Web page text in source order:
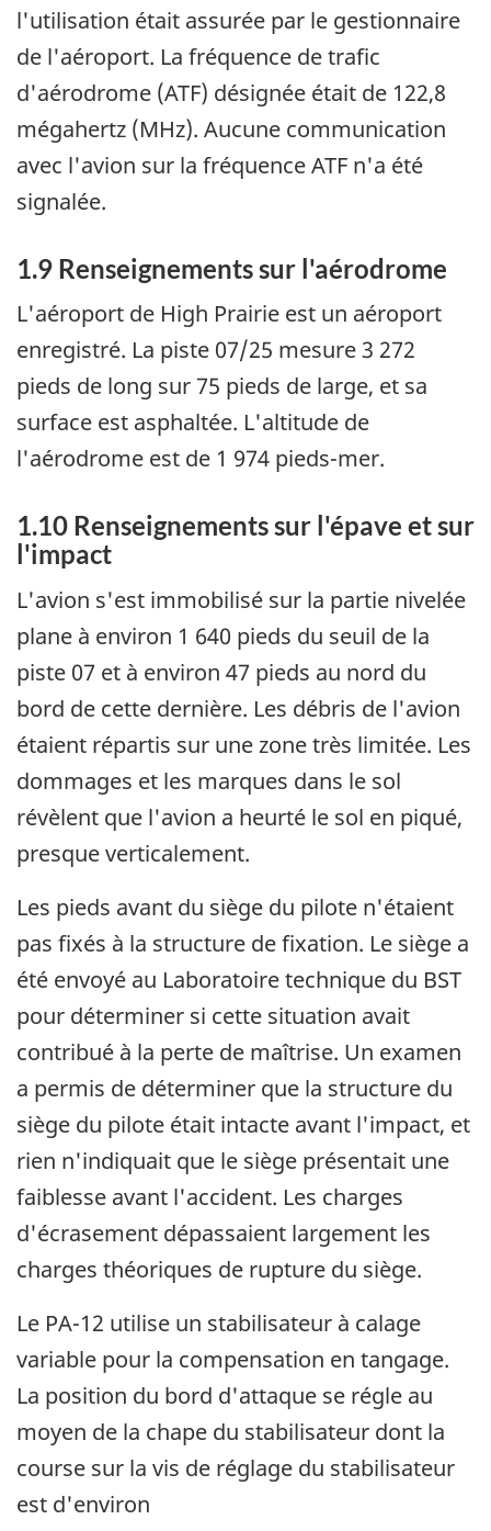
l'utilisation était assurée par le gestionnaire
de l'aéroport. La fréquence de trafic
d'aérodrome (ATF) désignée était de 122,8
mégahertz (MHz). Aucune communication
avec l'avion sur la fréquence ATF n'a été
signalée.
1.9 Renseignements sur l'aérodrome
L'aéroport de High Prairie est un aéroport
enregistré. La piste 07/25 mesure 3 272
pieds de long sur 75 pieds de large, et sa
surface est asphaltée. L'altitude de
l'aérodrome est de 1 974 pieds-mer.
1.10 Renseignements sur l'épave et sur
l'impact
L'avion s'est immobilisé sur la partie nivelée
plane à environ 1 640 pieds du seuil de la
piste 07 et à environ 47 pieds au nord du
bord de cette dernière. Les débris de l'avion
étaient répartis sur une zone très limitée. Les
dommages et les marques dans le sol
révèlent que l'avion a heurté le sol en piqué,
presque verticalement.
Les pieds avant du siège du pilote n'étaient
pas fixés à la structure de fixation. Le siège a
été envoyé au Laboratoire technique du BST
pour déterminer si cette situation avait
contribué à la perte de maîtrise. Un examen
a permis de déterminer que la structure du
siège du pilote était intacte avant l'impact, et
rien n'indiquait que le siège présentait une
faiblesse avant l'accident. Les charges
d'écrasement dépassaient largement les
charges théoriques de rupture du siège.
Le PA-12 utilise un stabilisateur à calage
variable pour la compensation en tangage.
La position du bord d'attaque se régle au
moyen de la chape du stabilisateur dont la
course sur la vis de réglage du stabilisateur
est d'environ